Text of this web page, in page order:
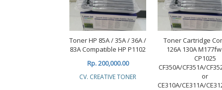
Toner HP 85A / 35A / 36A /
83A Compatible HP P1102
Rp. 200,000.00
CV. CREATIVE TONER
Toner Cartridge
126A 130A
CP1025
CF350A/CF351A/
or
CE310A/CE311A/